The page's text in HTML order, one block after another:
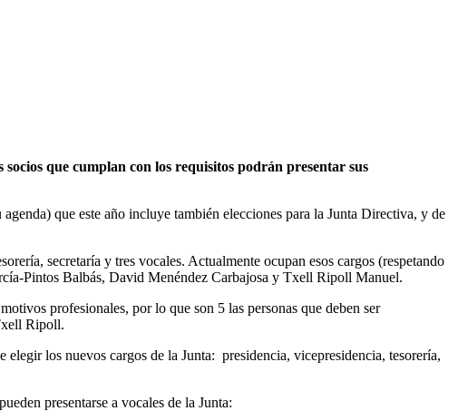
que cumplan con los requisitos podrán presentar sus
que este año incluye también elecciones para la Junta Directiva, y de
secretaría y tres vocales. Actualmente ocupan esos cargos (respetando
Pintos Balbás, David Menéndez Carbajosa y Txell Ripoll Manuel.
profesionales, por lo que son 5 las personas que deben ser
Ripoll.
los nuevos cargos de la Junta: presidencia, vicepresidencia, tesorería,
presentarse a vocales de la Junta: